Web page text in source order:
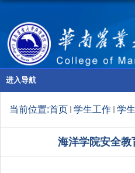
进入导航
当前位置:首页 学生工作 学
海洋学院安全